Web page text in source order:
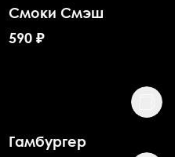
Смоки Смэш
590 ₽
Гамбургер